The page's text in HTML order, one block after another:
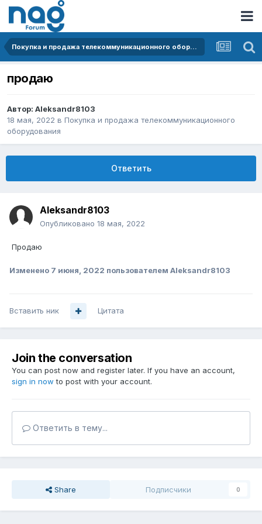
Покупка и продажа телекоммуникационного оборудования
продаю
Автор: Aleksandr8103
18 мая, 2022 в Покупка и продажа телекоммуникационного
оборудования
Ответить
Aleksandr8103
Опубликовано 18 мая, 2022
Продаю
Изменено 7 июня, 2022 пользователем Aleksandr8103
Вставить ник Цитата
Join the conversation
You can post now and register later. If you have an account,
sign in now to post with your account.
Ответить в тему...
Share Подписчики 0